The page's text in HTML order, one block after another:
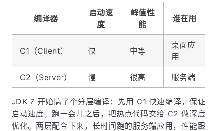
编译器
启动速
度
峰值性
能
谁在用
C1（Client） 快 中等
桌面应
用
C2（Server） 慢 很高 服务端
JDK 7 开始搞了个分层编译：先用 C1 快速编译，保证
启动速度；跑一会儿之后，把热点代码交给 C2 做深度
优化。两层配合下来，长时间跑的服务端应用，性能跟